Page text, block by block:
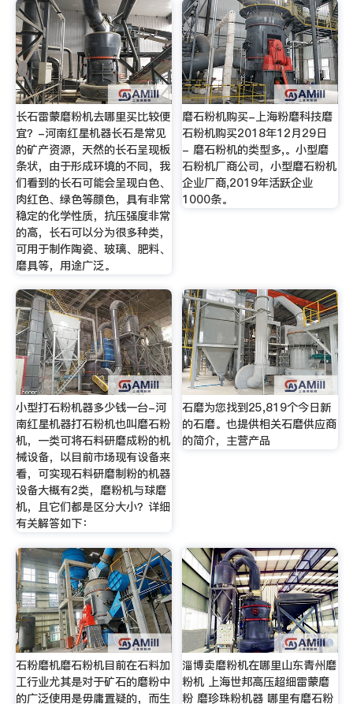
长石雷蒙磨粉机去哪里买比较便
宜？-河南红星机器长石是常见
的矿产资源，天然的长石呈现板
条状，由于形成环境的不同，我
们看到的长石可能会呈现白色、
肉红色、绿色等颜色，具有非常
稳定的化学性质，抗压强度非常
的高，长石可以分为很多种类，
可用于制作陶瓷、玻璃、肥料、
磨具等，用途广泛。
磨石粉机购买-上海粉磨科技磨
石粉机购买2018年12月29日
- 磨石粉机的类型多,。小型磨
石粉机厂商公司，小型磨石粉机
企业厂商,2019年活跃企业
1000条。
小型打石粉机器多少钱一台-河
南红星机器打石粉机也叫磨石粉
机，一类可将石料研磨成粉的机
械设备，以目前市场现有设备来
看，可实现石料研磨制粉的机器
设备大概有2类，磨粉机与球磨
机，且它们都是区分大小？详细
有关解答如下：
石磨为您找到25,819个今日新
的石磨。也提供相关石磨供应商
的简介，主营产品
石粉磨机磨石粉机目前在石料加
工行业尤其是对于矿石的磨粉中
的广泛使用是毋庸置疑的，而生
淄博卖磨粉机在哪里山东青州磨
粉机 上海世邦高压超细雷蒙磨
粉 磨珍珠粉机器 哪里有磨石粉